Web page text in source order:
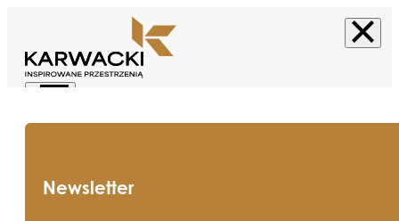
Newsletter